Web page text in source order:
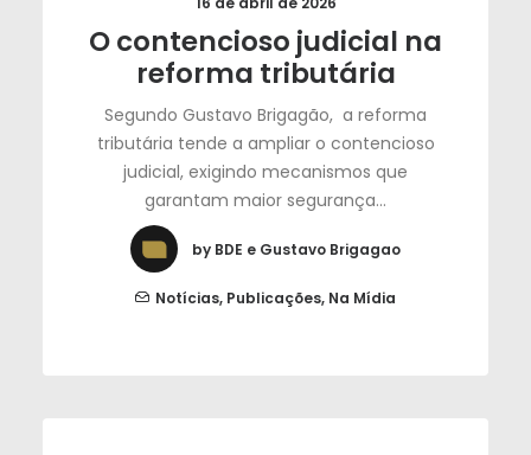
O contencioso judicial na
reforma tributária
Segundo Gustavo Brigagão, a reforma
tributária tende a ampliar o contencioso
judicial, exigindo mecanismos que
garantam maior segurança…
by BDE e Gustavo Brigagao
Notícias, Publicações, Na Mídia